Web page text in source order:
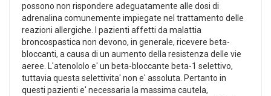
possono non rispondere adeguatamente alle dosi di
adrenalina comunemente impiegate nel trattamento delle
reazioni allergiche. I pazienti affetti da malattia
broncospastica non devono, in generale, ricevere beta-
bloccanti, a causa di un aumento della resistenza delle vie
aeree. L'atenololo e' un beta-bloccante beta-1 selettivo,
tuttavia questa selettivita' non e' assoluta. Pertanto in
questi pazienti e' necessaria la massima cautela,